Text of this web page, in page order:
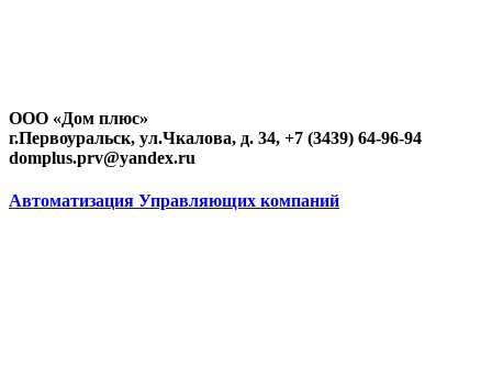
ООО «Дом плюс»
г.Первоуральск, ул.Чкалова, д. 34, +7 (3439) 64-96-94
domplus.prv@yandex.ru
Автоматизация Управляющих компаний